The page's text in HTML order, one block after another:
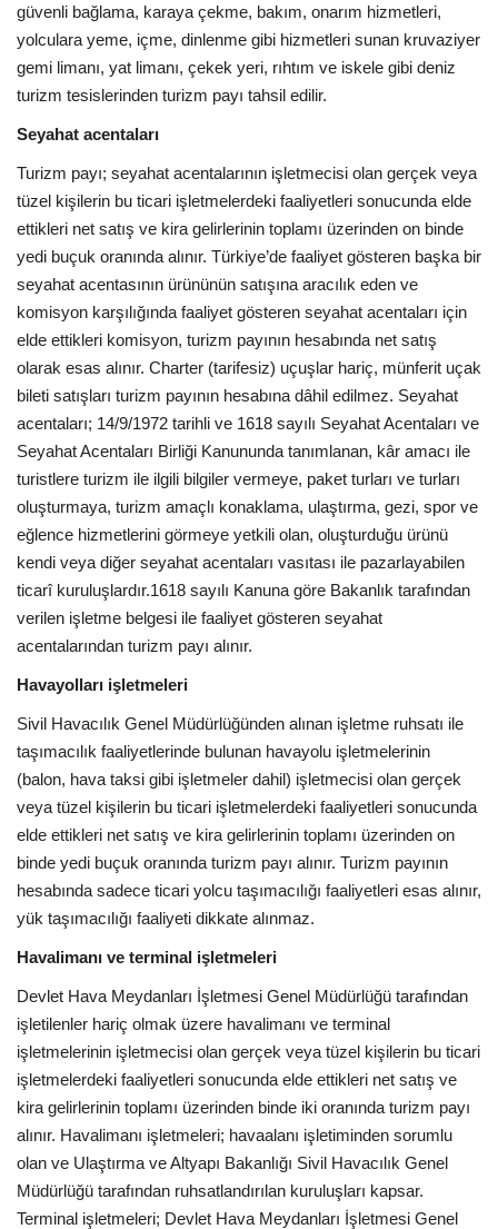
güvenli bağlama, karaya çekme, bakım, onarım hizmetleri,
yolculara yeme, içme, dinlenme gibi hizmetleri sunan kruvaziyer
gemi limanı, yat limanı, çekek yeri, rıhtım ve iskele gibi deniz
turizm tesislerinden turizm payı tahsil edilir.
Seyahat acentaları
Turizm payı; seyahat acentalarının işletmecisi olan gerçek veya
tüzel kişilerin bu ticari işletmelerdeki faaliyetleri sonucunda elde
ettikleri net satış ve kira gelirlerinin toplamı üzerinden on binde
yedi buçuk oranında alınır. Türkiye’de faaliyet gösteren başka bir
seyahat acentasının ürününün satışına aracılık eden ve
komisyon karşılığında faaliyet gösteren seyahat acentaları için
elde ettikleri komisyon, turizm payının hesabında net satış
olarak esas alınır. Charter (tarifesiz) uçuşlar hariç, münferit uçak
bileti satışları turizm payının hesabına dâhil edilmez. Seyahat
acentaları; 14/9/1972 tarihli ve 1618 sayılı Seyahat Acentaları ve
Seyahat Acentaları Birliği Kanununda tanımlanan, kâr amacı ile
turistlere turizm ile ilgili bilgiler vermeye, paket turları ve turları
oluşturmaya, turizm amaçlı konaklama, ulaştırma, gezi, spor ve
eğlence hizmetlerini görmeye yetkili olan, oluşturduğu ürünü
kendi veya diğer seyahat acentaları vasıtası ile pazarlayabilen
ticarî kuruluşlardır.1618 sayılı Kanuna göre Bakanlık tarafından
verilen işletme belgesi ile faaliyet gösteren seyahat
acentalarından turizm payı alınır.
Havayolları işletmeleri
Sivil Havacılık Genel Müdürlüğünden alınan işletme ruhsatı ile
taşımacılık faaliyetlerinde bulunan havayolu işletmelerinin
(balon, hava taksi gibi işletmeler dahil) işletmecisi olan gerçek
veya tüzel kişilerin bu ticari işletmelerdeki faaliyetleri sonucunda
elde ettikleri net satış ve kira gelirlerinin toplamı üzerinden on
binde yedi buçuk oranında turizm payı alınır. Turizm payının
hesabında sadece ticari yolcu taşımacılığı faaliyetleri esas alınır,
yük taşımacılığı faaliyeti dikkate alınmaz.
Havalimanı ve terminal işletmeleri
Devlet Hava Meydanları İşletmesi Genel Müdürlüğü tarafından
işletilenler hariç olmak üzere havalimanı ve terminal
işletmelerinin işletmecisi olan gerçek veya tüzel kişilerin bu ticari
işletmelerdeki faaliyetleri sonucunda elde ettikleri net satış ve
kira gelirlerinin toplamı üzerinden binde iki oranında turizm payı
alınır. Havalimanı işletmeleri; havaalanı işletiminden sorumlu
olan ve Ulaştırma ve Altyapı Bakanlığı Sivil Havacılık Genel
Müdürlüğü tarafından ruhsatlandırılan kuruluşları kapsar.
Terminal işletmeleri; Devlet Hava Meydanları İşletmesi Genel